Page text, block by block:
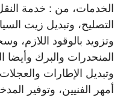
الخدمات، من : خدمة
التصليح، وتبديل زيت
وتزويد بالوقود اللازم،
المنحدرات والبرك وأيضا
وتبديل الإطارات
أمهر الفنيين، وتوفير